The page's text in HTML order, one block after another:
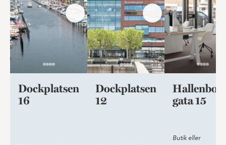
Dockplatsen
16
Dockplatsen
12
gata 15
Butik eller